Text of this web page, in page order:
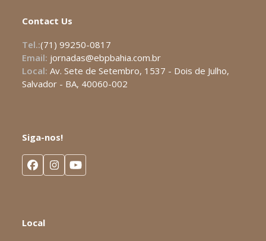
Contact Us
Tel.:(71) 99250-0817
Email: jornadas@ebpbahia.com.br
Local: Av. Sete de Setembro, 1537 - Dois de Julho,
Salvador - BA, 40060-002
Siga-nos!
Facebook
Instagram
YouTube
Local